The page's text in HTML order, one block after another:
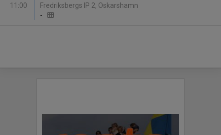
11:00
Fredriksbergs IP 2, Oskarshamn
-